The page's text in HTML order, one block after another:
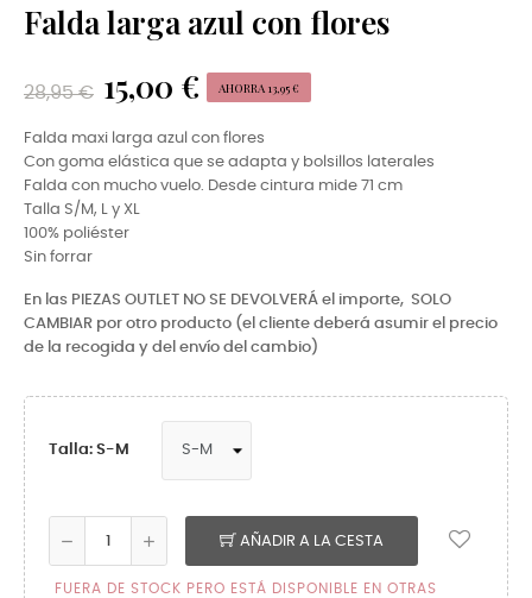
Falda larga azul con flores
28,95 € 15,00 € AHORRA 13,95 €
Falda maxi larga azul con flores
Con goma elástica que se adapta y bolsillos laterales
Falda con mucho vuelo. Desde cintura mide 71 cm
Talla S/M, L y XL
100% poliéster
Sin forrar
En las PIEZAS OUTLET NO SE DEVOLVERÁ el importe, SOLO
CAMBIAR por otro producto (el cliente deberá asumir el precio
de la recogida y del envío del cambio)
Talla: S-M
AÑADIR A LA CESTA
FUERA DE STOCK PERO ESTÁ DISPONIBLE EN OTRAS